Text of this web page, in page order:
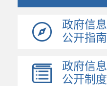
政府信息
公开指南
政府信息
公开制度